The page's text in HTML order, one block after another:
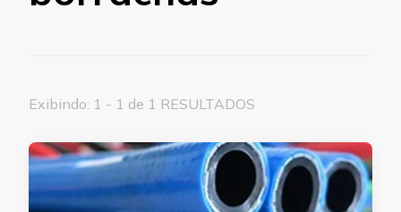
Exibindo: 1 - 1 de 1 RESULTADOS